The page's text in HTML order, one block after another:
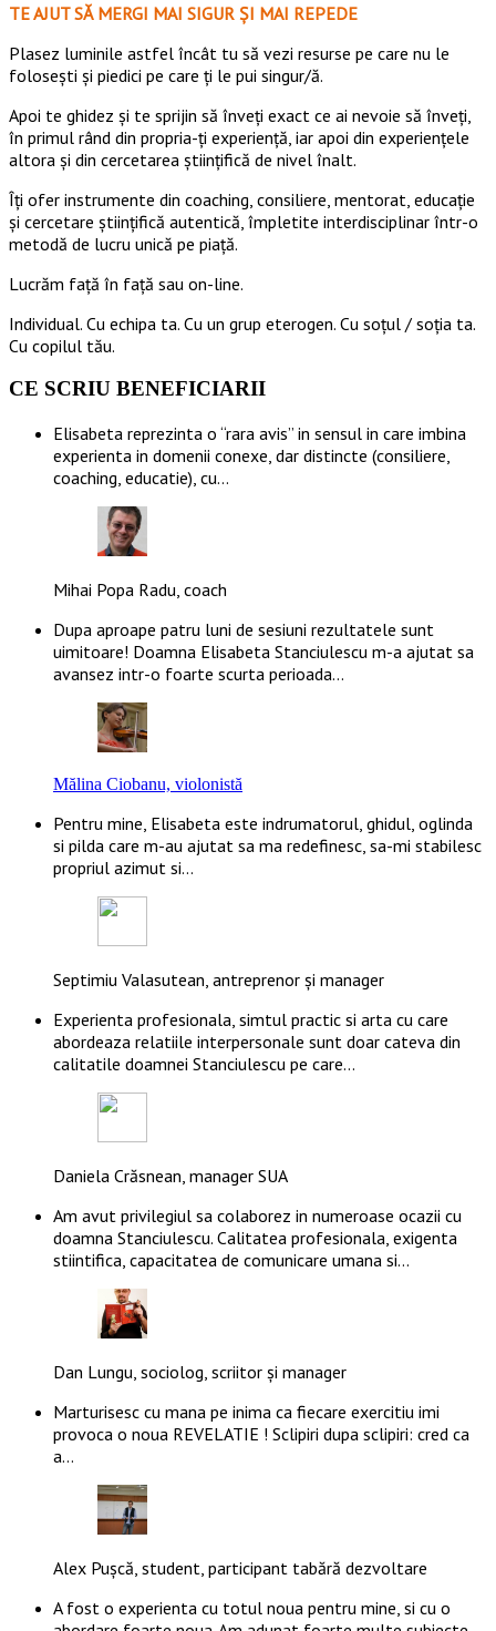
TE AJUT SĂ MERGI MAI SIGUR ȘI MAI REPEDE
​​Plasez luminile astfel încât tu să vezi resurse pe care nu le
folosești și piedici pe care ți le pui singur/ă.
Apoi te ghidez și te sprijin să înveți exact ce ai nevoie să înveți,
în primul rând din propria-ți experiență, iar apoi din experiențele
altora și din cercetarea științifică de nivel înalt.
Îți ofer instrumente din coaching, consiliere, mentorat, educație
și cercetare științifică autentică, împletite interdisciplinar într-o
metodă de lucru unică pe piață.
Lucrăm față în față sau on-line.
Individual. Cu echipa ta. Cu un grup eterogen. Cu soțul / soția ta.
Cu copilul tău.
CE SCRIU BENEFICIARII
Elisabeta reprezinta o “rara avis” in sensul in care imbina
experienta in domenii conexe, dar distincte (consiliere,
coaching, educatie), cu…
Mihai Popa Radu, coach
Dupa aproape patru luni de sesiuni rezultatele sunt
uimitoare! Doamna Elisabeta Stanciulescu m-a ajutat sa
avansez intr-o foarte scurta perioada…
Mălina Ciobanu, violonistă
Pentru mine, Elisabeta este indrumatorul, ghidul, oglinda
si pilda care m-au ajutat sa ma redefinesc, sa-mi stabilesc
propriul azimut si…
Septimiu Valasutean, antreprenor și manager
Experienta profesionala, simtul practic si arta cu care
abordeaza relatiile interpersonale sunt doar cateva din
calitatile doamnei Stanciulescu pe care…
Daniela Crăsnean, manager SUA
Am avut privilegiul sa colaborez in numeroase ocazii cu
doamna Stanciulescu. Calitatea profesionala, exigenta
stiintifica, capacitatea de comunicare umana si…
Dan Lungu, sociolog, scriitor și manager
Marturisesc cu mana pe inima ca fiecare exercitiu imi
provoca o noua REVELATIE ! Sclipiri dupa sclipiri: cred ca
a…
Alex Pușcă, student, participant tabără dezvoltare
A fost o experienta cu totul noua pentru mine, si cu o